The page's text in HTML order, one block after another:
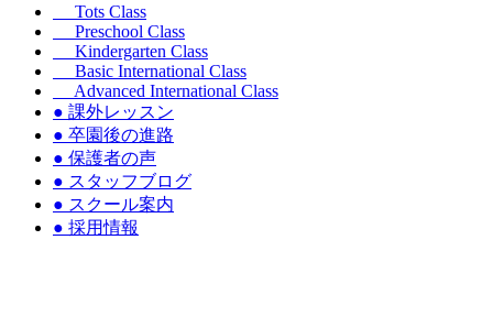
Tots Class
Preschool Class
Kindergarten Class
Basic International Class
Advanced International Class
● 課外レッスン
● 卒園後の進路
● 保護者の声
● スタッフブログ
● スクール案内
● 採用情報